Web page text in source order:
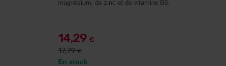
magnésium, de zinc et de vitamine B6.
14,29 €
17,79€
En stock